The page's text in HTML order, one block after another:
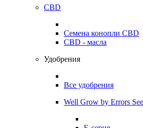
CBD
Семена конопли CBD
CBD - масла
Удобрения
Все удобрения
Well Grow by Errors